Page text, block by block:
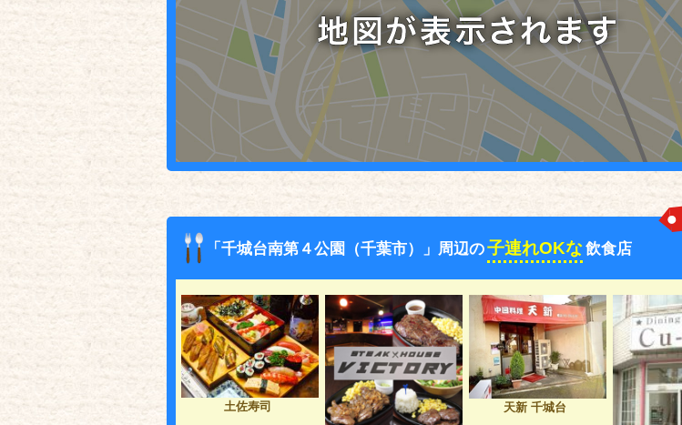
「千城台南第４公園（千葉市）」周辺の子連れOKな飲食店
土佐寿司
天新 千城台